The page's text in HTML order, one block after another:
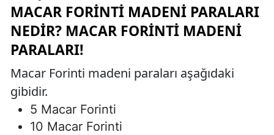
MACAR FORINTI MADENI PARALARI
NEDIR? MACAR FORINTI MADENI
PARALARI!
Macar Forinti madeni paraları aşağıdaki
gibidir.
5 Macar Forinti
10 Macar Forinti